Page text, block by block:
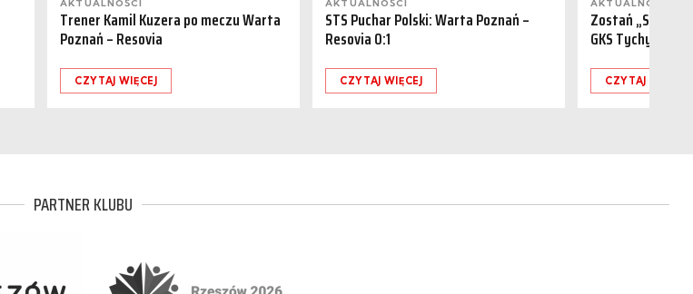
AKTUALNOŚCI
Trener Kamil Kuzera po meczu Warta
Poznań – Resovia
CZYTAJ WIĘCEJ
AKTUALNOŚCI
STS Puchar Polski: Warta Poznań –
Resovia 0:1
CZYTAJ WIĘCEJ
AKTUALNOŚCI
Zostań
GKS Tychy
CZYTAJ WIĘCEJ
PARTNER KLUBU